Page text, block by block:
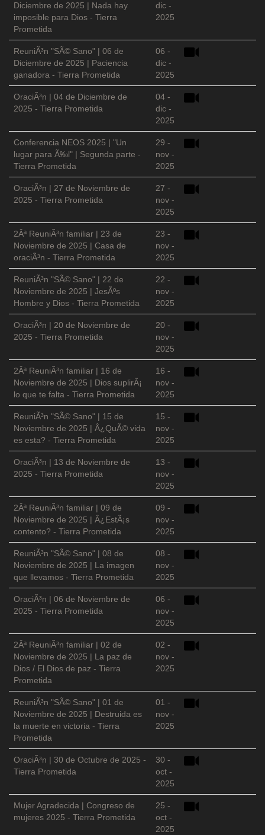
Diciembre de 2025 | Nada hay
imposible para Dios - Tierra
Prometida
dic -
2025
ReuniÃ³n "SÃ© Sano" | 06 de
Diciembre de 2025 | Paciencia
ganadora - Tierra Prometida
06 -
dic -
2025
OraciÃ³n | 04 de Diciembre de
2025 - Tierra Prometida
04 -
dic -
2025
Conferencia NEOS 2025 | "Un
lugar para Ã‰l" | Segunda parte -
Tierra Prometida
29 -
nov -
2025
OraciÃ³n | 27 de Noviembre de
2025 - Tierra Prometida
27 -
nov -
2025
2Âª ReuniÃ³n familiar | 23 de
Noviembre de 2025 | Casa de
oraciÃ³n - Tierra Prometida
23 -
nov -
2025
ReuniÃ³n "SÃ© Sano" | 22 de
Noviembre de 2025 | JesÃºs
Hombre y Dios - Tierra Prometida
22 -
nov -
2025
OraciÃ³n | 20 de Noviembre de
2025 - Tierra Prometida
20 -
nov -
2025
2Âª ReuniÃ³n familiar | 16 de
Noviembre de 2025 | Dios suplirÃ¡
lo que te falta - Tierra Prometida
16 -
nov -
2025
ReuniÃ³n "SÃ© Sano" | 15 de
Noviembre de 2025 | Â¿QuÃ© vida
es esta? - Tierra Prometida
15 -
nov -
2025
OraciÃ³n | 13 de Noviembre de
2025 - Tierra Prometida
13 -
nov -
2025
2Âª ReuniÃ³n familiar | 09 de
Noviembre de 2025 | Â¿EstÃ¡s
contento? - Tierra Prometida
09 -
nov -
2025
ReuniÃ³n "SÃ© Sano" | 08 de
Noviembre de 2025 | La imagen
que llevamos - Tierra Prometida
08 -
nov -
2025
OraciÃ³n | 06 de Noviembre de
2025 - Tierra Prometida
06 -
nov -
2025
2Âª ReuniÃ³n familiar | 02 de
Noviembre de 2025 | La paz de
Dios / El Dios de paz - Tierra
Prometida
02 -
nov -
2025
ReuniÃ³n "SÃ© Sano" | 01 de
Noviembre de 2025 | Destruida es
la muerte en victoria - Tierra
Prometida
01 -
nov -
2025
OraciÃ³n | 30 de Octubre de 2025 -
Tierra Prometida
30 -
oct -
2025
Mujer Agradecida | Congreso de
mujeres 2025 - Tierra Prometida
25 -
oct -
2025